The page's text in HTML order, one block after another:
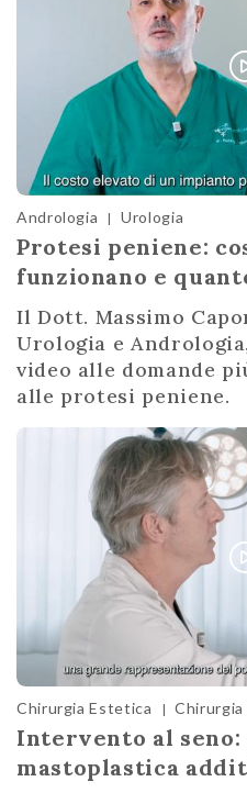
Andrologia | Urologia
Protesi peniene:
funzionano e
Il Dott. Massimo
Urologia e
video alle domande
alle protesi peniene.
Chirurgia Estetica | Chirurgia
Intervento al seno:
mastoplastica